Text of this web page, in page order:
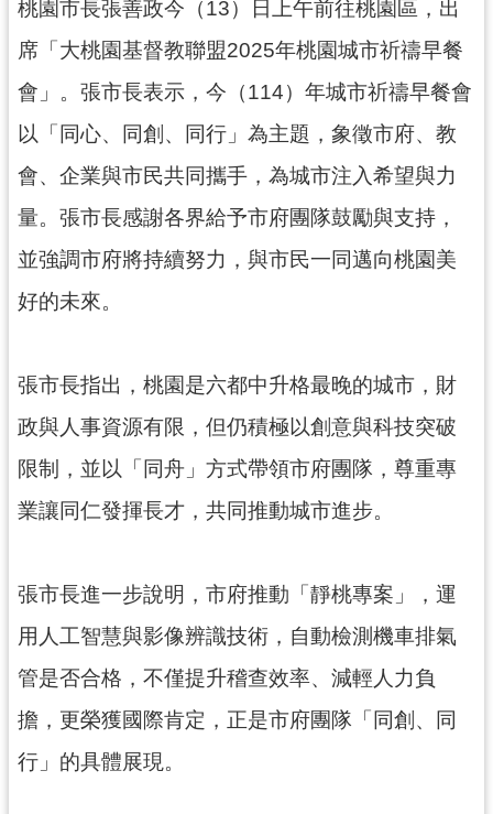
府
資
公
開
回
首
導
政
信
見
問
園
市
政
桃園市長張善政今（13）日上午前往桃園區，出
席「大桃園基督教聯盟2025年桃園城市祈禱早餐
會」。張市長表示，今（114）年城市祈禱早餐會
以「同心、同創、同行」為主題，象徵市府、教
會、企業與市民共同攜手，為城市注入希望與力
量。張市長感謝各界給予市府團隊鼓勵與支持，
並強調市府將持續努力，與市民一同邁向桃園美
好的未來。
張市長指出，桃園是六都中升格最晚的城市，財
政與人事資源有限，但仍積極以創意與科技突破
限制，並以「同舟」方式帶領市府團隊，尊重專
業讓同仁發揮長才，共同推動城市進步。
張市長進一步說明，市府推動「靜桃專案」，運
用人工智慧與影像辨識技術，自動檢測機車排氣
管是否合格，不僅提升稽查效率、減輕人力負
擔，更榮獲國際肯定，正是市府團隊「同創、同
行」的具體展現。